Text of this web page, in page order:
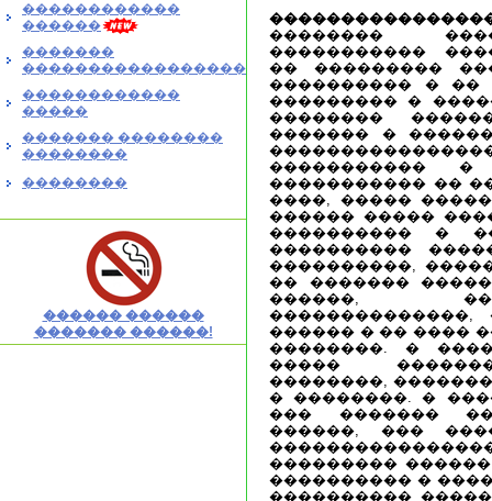
������������
������
�������
�����������������
������������
�����
������� ��������
��������
��������
������ ������
������� ������!
��������
�����������
�� ���������
���������� � ��
��������� �
��������
������� �
�����������
����������� ��
����, �����
������ �����
���������� �
����������
����������,
�� �������
������,
������ � �� ����
��������. �
�����
��������,
� ��������. �
��� �������
������, ���
���������
���������� �
����������